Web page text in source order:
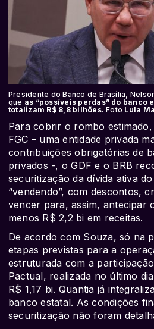
Presidente do Banco de Brasília,
que as “possíveis perdas” do banco
totalizam R$ 8,8 bilhões. Foto Lula
Para cobrir o rombo
FGC – uma entidade privada
contribuições obrigatórias de
privados -, o GDF e o BRB
securitização da dívida ativa
“vendendo”, com descontos,
vencer para, assim, antecipar
menos R$ 2,2 bi em receitas.
De acordo com Souza, só na
etapas previstas para a
estruturada com a
Pactual, realizada no último
R$ 1,17 bi. Quantia já
banco estatal. As condições
securitização não foram